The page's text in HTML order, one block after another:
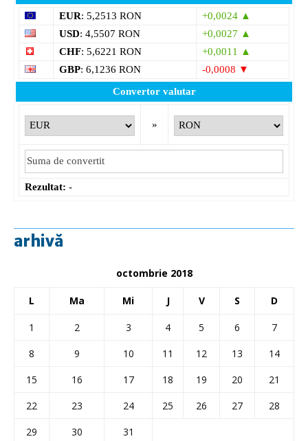
EUR: 5,2513 RON
+0,0024 ▲
USD: 4,5507 RON
+0,0027 ▲
CHF: 5,6221 RON
+0,0011 ▲
GBP: 6,1236 RON
-0,0008 ▼
Convertor valutar
»
Rezultat: -
arhivă
octombrie 2018
L Ma Mi J V S D
1 2 3 4 5 6
7
8
9 10 11 12 13
14
15
16 17 18 19 20
21
22
23 24 25 26 27
28
29
30 31